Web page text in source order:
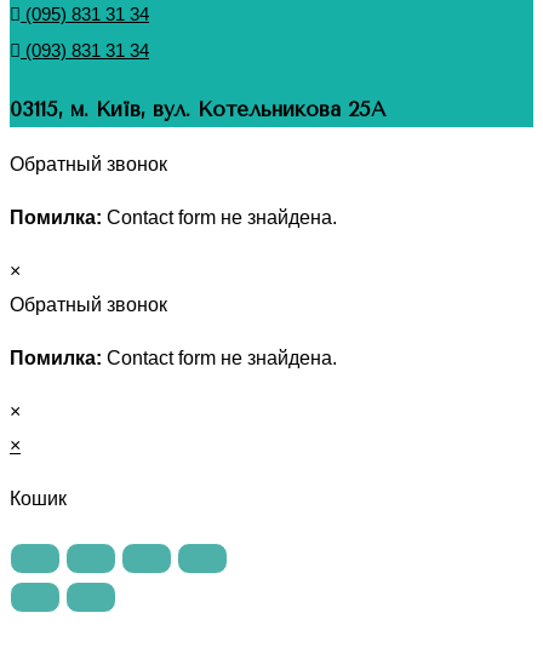
(095) 831 31 34
(093) 831 31 34
03115, м. Київ, вул. Котельникова 25А
Обратный звонок
Помилка: Contact form не знайдена.
×
Обратный звонок
Помилка: Contact form не знайдена.
×
×
Кошик